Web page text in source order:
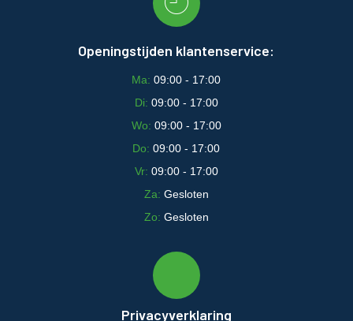
Openingstijden klantenservice:
Ma:09:00 - 17:00
Di: 09:00 - 17:00
Wo: 09:00 - 17:00
Do:09:00 - 17:00
Vr: 09:00 - 17:00
Za: Gesloten
Zo: Gesloten
Privacyverklaring